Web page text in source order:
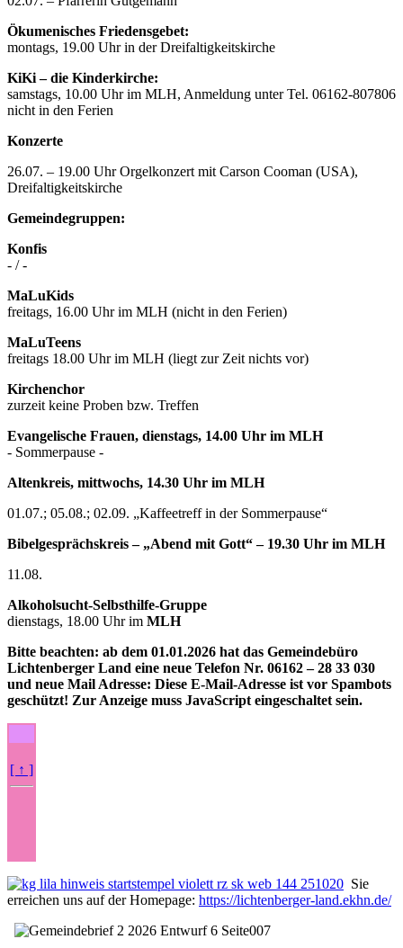
Ökumenisches Friedensgebet:
montags, 19.00 Uhr in der Dreifaltigkeitskirche
KiKi – die Kinderkirche:
samstags, 10.00 Uhr im MLH, Anmeldung unter Tel. 06162-807806
nicht in den Ferien
Konzerte
26.07. – 19.00 Uhr Orgelkonzert mit Carson Cooman (USA),
Dreifaltigkeitskirche
Gemeindegruppen:
Konfis
- / -
MaLuKids
freitags, 16.00 Uhr im MLH (nicht in den Ferien)
MaLuTeens
freitags 18.00 Uhr im MLH (liegt zur Zeit nichts vor)
Kirchenchor
zurzeit keine Proben bzw. Treffen
Evangelische Frauen, dienstags, 14.00 Uhr im MLH
- Sommerpause -
Altenkreis, mittwochs, 14.30 Uhr im MLH
01.07.; 05.08.; 02.09. „Kaffeetreff in der Sommerpause“
Bibelgesprächskreis – „Abend mit Gott“ – 19.30 Uhr im MLH
11.08.
Alkoholsucht-Selbsthilfe-Gruppe
dienstags, 18.00 Uhr im MLH
Bitte beachten: ab dem 01.01.2026 hat das Gemeindebüro
Lichtenberger Land eine neue Telefon Nr. 06162 – 28 33 030
und neue Mail Adresse: Diese E-Mail-Adresse ist vor Spambots
geschützt! Zur Anzeige muss JavaScript eingeschaltet sein.
[ ↑ ]
Sie
erreichen uns auf der Homepage: https://lichtenberger-land.ekhn.de/